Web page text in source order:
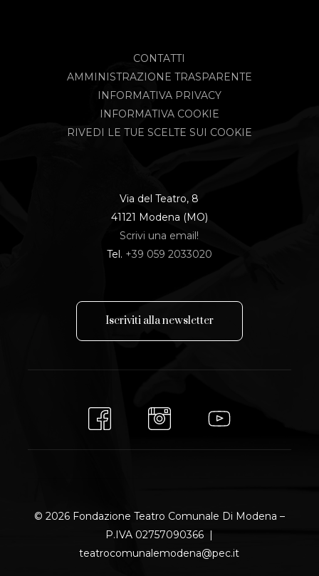
CONTATTI
AMMINISTRAZIONE TRASPARENTE
INFORMATIVA PRIVACY
INFORMATIVA COOKIE
RIVEDI LE TUE SCELTE SUI COOKIE
Via del Teatro, 8
41121 Modena (MO)
Scrivi una email!
Tel. +39 059 2033020
Iscriviti allanewsletter
© 2026 Fondazione Teatro Comunale Di Modena –
P.IVA 02757090366 |
teatrocomunalemodena@pec.it